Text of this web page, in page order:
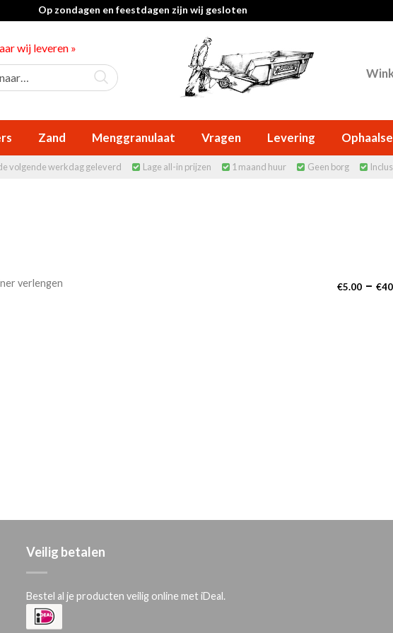
Op zondagen en feestdagen zijn wij gesloten
wij leveren »
Zand Menggranulaat Vragen Levering
volgende werkdag geleverd  Lage all-in prijzen  1 maand huur  Geen borg 
verlengen €5.00 – €
Veilig betalen
Bestel al je producten veilig online met iDeal.